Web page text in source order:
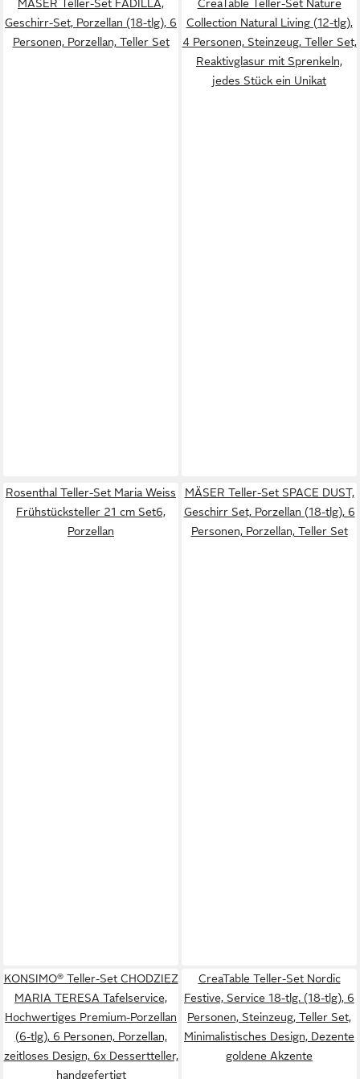
MÄSER Teller-Set FADILLA,
Geschirr-Set, Porzellan (18-tlg), 6
Personen, Porzellan, Teller Set
CreaTable Teller-Set Nature
Collection Natural Living (12-tlg),
4 Personen, Steinzeug, Teller Set,
Reaktivglasur mit Sprenkeln,
jedes Stück ein Unikat
Rosenthal Teller-Set Maria Weiss
Frühstücksteller 21 cm Set6,
Porzellan
MÄSER Teller-Set SPACE DUST,
Geschirr Set, Porzellan (18-tlg), 6
Personen, Porzellan, Teller Set
KONSIMO® Teller-Set CHODZIEZ
MARIA TERESA Tafelservice,
Hochwertiges Premium-Porzellan
(6-tlg), 6 Personen, Porzellan,
zeitloses Design, 6x Dessertteller,
handgefertigt
CreaTable Teller-Set Nordic
Festive, Service 18-tlg. (18-tlg), 6
Personen, Steinzeug, Teller Set,
Minimalistisches Design, Dezente
goldene Akzente